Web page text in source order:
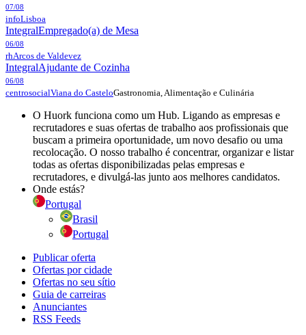
07/08
infoLisboa
IntegralEmpregado(a) de Mesa
06/08
rhArcos de Valdevez
IntegralAjudante de Cozinha
06/08
centrosocialViana do CasteloGastronomia, Alimentação e Culinária
O Huork funciona como um Hub. Ligando as empresas e
recrutadores e suas ofertas de trabalho aos profissionais que
buscam a primeira oportunidade, um novo desafio ou uma
recolocação. O nosso trabalho é concentrar, organizar e listar
todas as ofertas disponibilizadas pelas empresas e
recrutadores, e divulgá-las junto aos melhores candidatos.
Onde estás?
Portugal
Brasil
Portugal
Publicar oferta
Ofertas por cidade
Ofertas no seu sítio
Guia de carreiras
Anunciantes
RSS Feeds